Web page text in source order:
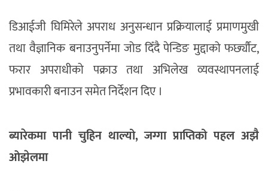
डिआईजी घिमिरेले अपराध अनुसन्धान प्रक्रियालाई प्रमाणमुखी
तथा वैज्ञानिक बनाउनुपर्नेमा जोड दिँदै पेन्डिङ मुद्दाको फर्छ्यौट,
फरार अपराधीको पक्राउ तथा अभिलेख व्यवस्थापनलाई
प्रभावकारी बनाउन समेत निर्देशन दिए ।
ब्यारेकमा पानी चुहिन थाल्यो, जग्गा प्राप्तिको पहल अझै
ओझेलमा